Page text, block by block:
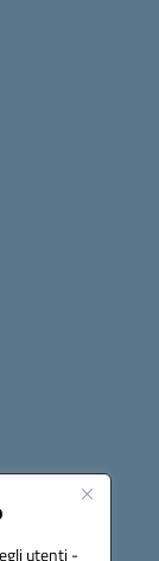
utenti -